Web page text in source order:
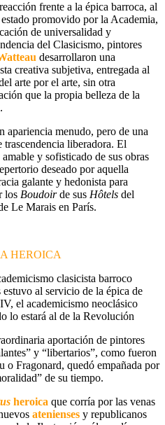
frente a la épica barroca, al
estado promovido por la Academia,
de universalidad y
del Clasicismo, pintores
desarrollaron una
creativa subjetiva, entregada al
arte por el arte, sin otra
que la propia belleza de la
.
apariencia menudo, pero de una
trascendencia liberadora. El
amable y sofisticado de sus obras
deseado por aquella
galante y hedonista para
los Boudoirde sus Hôtels del
Le Marais en París.
HEROICA
clasicista barroco
estuvo al servicio de la épica de
el academicismo neoclásico
lo estará al de la Revolución
aportación de pintores
y “libertarios”, como fueron
o Fragonard, quedó empañada por
” de su tiempo.
heroica que corría por las venas
atenienses y republicanos